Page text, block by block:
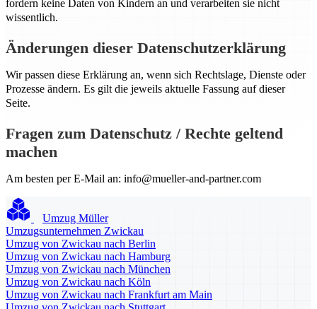
fordern keine Daten von Kindern an und verarbeiten sie nicht
wissentlich.
Änderungen dieser Datenschutzerklärung
Wir passen diese Erklärung an, wenn sich Rechtslage, Dienste oder
Prozesse ändern. Es gilt die jeweils aktuelle Fassung auf dieser
Seite.
Fragen zum Datenschutz / Rechte geltend
machen
Am besten per E-Mail an: info@mueller-and-partner.com
Umzug Müller
Umzugsunternehmen Zwickau
Umzug von Zwickau nach Berlin
Umzug von Zwickau nach Hamburg
Umzug von Zwickau nach München
Umzug von Zwickau nach Köln
Umzug von Zwickau nach Frankfurt am Main